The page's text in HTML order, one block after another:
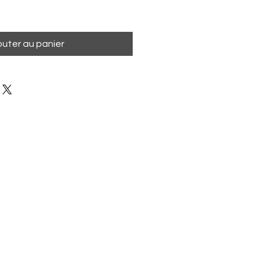
au panier